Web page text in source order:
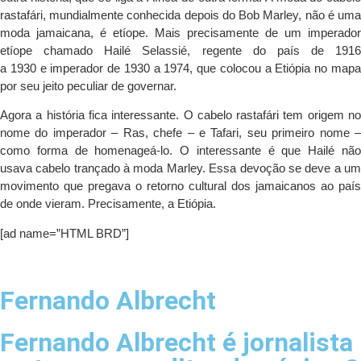
rastafári, mundialmente conhecida depois do Bob Marley, não é uma
moda jamaicana, é etíope. Mais precisamente de um imperador
etíope chamado Hailé Selassié, regente do país de 1916
a 1930 e imperador de 1930 a 1974, que colocou a Etiópia no mapa
por seu jeito peculiar de governar.
Agora a história fica interessante. O cabelo rastafári tem origem no
nome do imperador – Ras, chefe – e Tafari, seu primeiro nome –
como forma de homenageá-lo. O interessante é que Hailé não
usava cabelo trançado à moda Marley. Essa devoção se deve a um
movimento que pregava o retorno cultural dos jamaicanos ao país
de onde vieram. Precisamente, a Etiópia.
[ad name=”HTML BRD”]
Fernando Albrecht
Fernando Albrecht é jornalista